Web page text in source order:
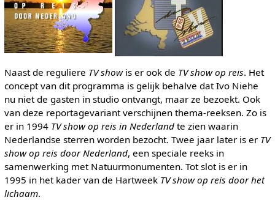
Naast de reguliere TV showis er ook de TV show op reis. Het
concept van dit programma is gelijk behalve dat Ivo Niehe
nu niet de gasten in studio ontvangt, maar ze bezoekt. Ook
van deze reportagevariant verschijnen thema-reeksen. Zo is
er in 1994 TV show op reis in Nederlandte zien waarin
Nederlandse sterren worden bezocht. Twee jaar later is er TV
show op reis door Nederland, een speciale reeks in
samenwerking met Natuurmonumenten. Tot slot is er in
1995 in het kader van de Hartweek TV show op reis door het
lichaam.